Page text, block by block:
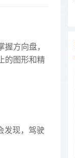
方向盘，
的图形和精
发现，驾驶